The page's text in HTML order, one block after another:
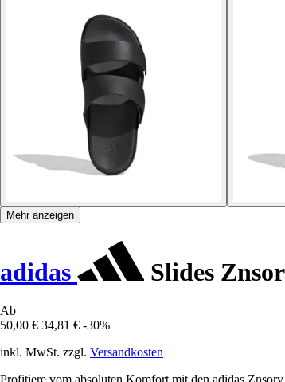
Mehr anzeigen
adidas Slides
Ab
50,00 € 34,81 € -30%
inkl. MwSt. zzgl. Versandkosten